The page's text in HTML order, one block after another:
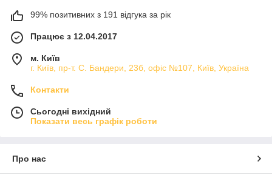
99% позитивних з 191 відгука за рік
Працює з 12.04.2017
м. Київ
г. Київ, пр-т. С. Бандери, 23б, офіс №107, Київ, Україна
Контакти
Сьогодні вихідний
Показати весь графік роботи
Про нас